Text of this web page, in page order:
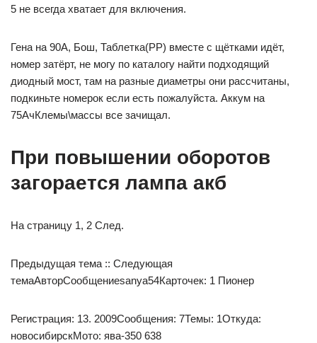
5 не всегда хватает для включения.
Гена на 90А, Бош, Таблетка(РР) вместе с щётками идёт,
номер затёрт, не могу по каталогу найти подходящий
диодный мост, там на разные диаметры они рассчитаны,
подкиньте номерок если есть пожалуйста. Аккум на
75АчКлемы\массы все зачищал.
При повышении оборотов
загорается лампа акб
На страницу 1, 2 След.
Предыдущая тема :: Следующая
темаАвторСообщениеsanya54Карточек: 1 Пионер
Регистрация: 13. 2009Сообщения: 7Темы: 1Откуда:
новосибирскМото: ява-350 638